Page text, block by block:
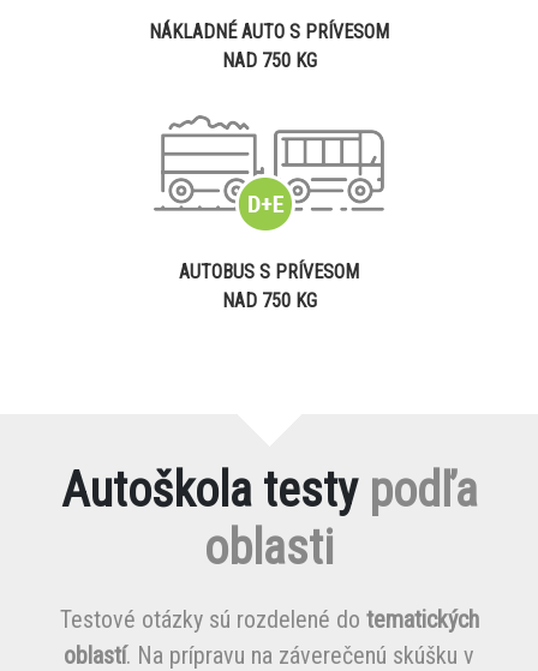
NÁKLADNÉ AUTO S PRÍVESOM
NAD 750 KG
AUTOBUS S PRÍVESOM
NAD 750 KG
Autoškola testy podľa
oblasti
Testové otázky sú rozdelené do tematických
oblastí. Na prípravu na záverečenú skúšku v